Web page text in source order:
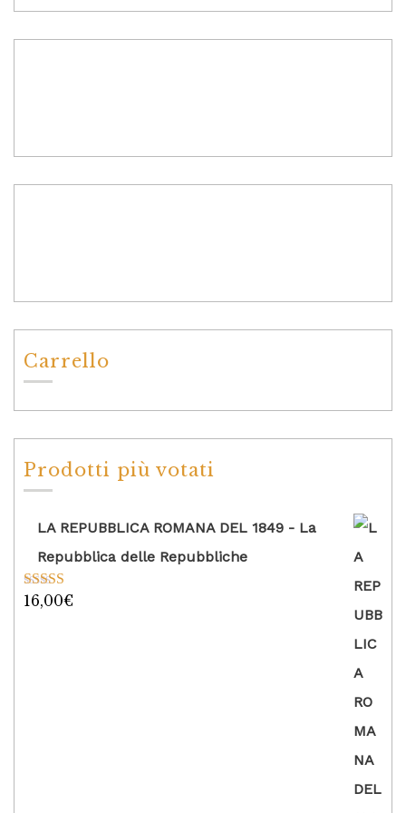
Carrello
Prodotti più votati
LA REPUBBLICA ROMANA DEL 1849 - La
Repubblica delle Repubbliche
Valutato
16,00€